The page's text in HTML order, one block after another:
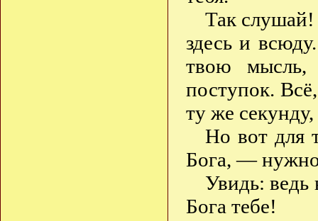
Так слушай!
здесь и
твою мысль,
поступок.
ту же
Но вот для
Бога, —
Увидь: ведь
Бога тебе!